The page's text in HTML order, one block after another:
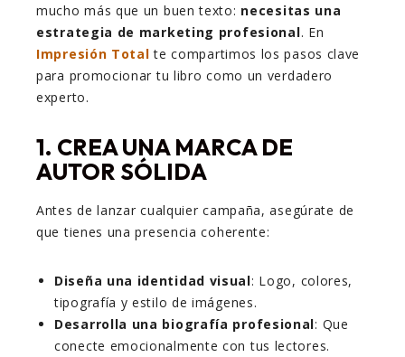
mucho más que un buen texto: necesitas una
estrategia de marketing profesional. En
Impresión Total te compartimos los pasos clave
para promocionar tu libro como un verdadero
experto.
1. CREA UNA MARCA DE
AUTOR SÓLIDA
Antes de lanzar cualquier campaña, asegúrate de
que tienes una presencia coherente:
Diseña una identidad visual: Logo, colores,
tipografía y estilo de imágenes.
Desarrolla una biografía profesional: Que
conecte emocionalmente con tus lectores.